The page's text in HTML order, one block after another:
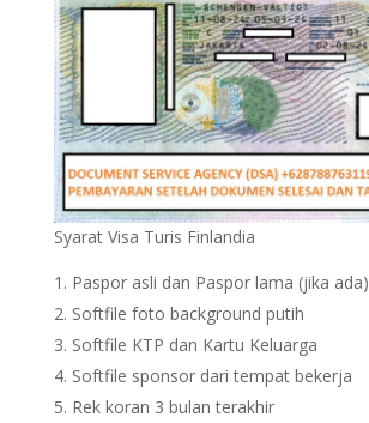
Syarat Visa Turis Finlandia
Paspor asli dan Paspor lama (jika ada)
Softfile foto background putih
Softfile KTP dan Kartu Keluarga
Softfile sponsor dari tempat bekerja
Rek koran 3 bulan terakhir